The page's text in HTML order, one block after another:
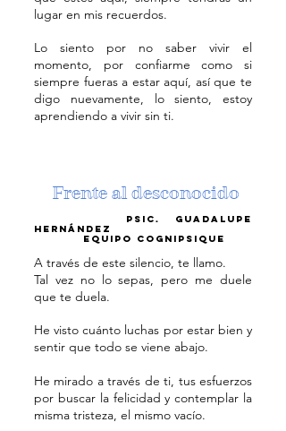
lugar en mis recuerdos.
Lo siento por no saber vivir el
momento, por confiarme como si
siempre fueras a estar aquí, así que te
digo nuevamente, lo siento, estoy
aprendiendo a vivir sin ti.
Frente al desconocido
psic. guadalupe
Hernánde z
equipo cognipsique
A través de este silencio, te llamo.
Tal vez no lo sepas, pero me duele
que te duela.
He visto cuánto luchas por estar bien y
sentir que todo se viene abajo.
He mirado a través de ti, tus esfuerzos
por buscar la felicidad y contemplar la
misma tristeza, el mismo vacío.